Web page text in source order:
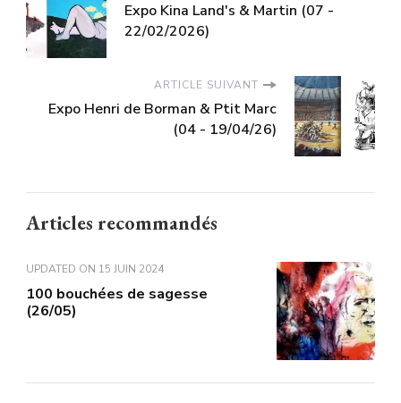
Expo Kina Land's & Martin (07 -
22/02/2026)
ARTICLE SUIVANT
Expo Henri de Borman & Ptit Marc
(04 - 19/04/26)
Articles recommandés
UPDATED ON 15 JUIN 2024
100 bouchées de sagesse
(26/05)